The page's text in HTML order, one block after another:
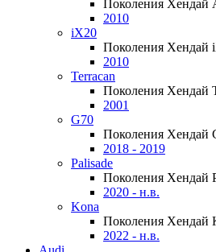
Поколения Хендай
2010
iX20
Поколения Хендай
2010
Terracan
Поколения Хендай
2001
G70
Поколения Хендай
2018 - 2019
Palisade
Поколения Хендай
2020 - н.в.
Kona
Поколения Хендай
2022 - н.в.